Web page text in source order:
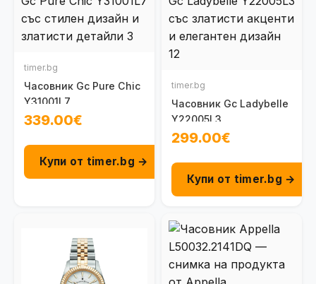
timer.bg
Часовник Gc Pure Chic
Y31001L7
339.00€
Купи от timer.bg →
timer.bg
Часовник Gc Ladybelle
Y22005L3
299.00€
Купи от timer.bg →